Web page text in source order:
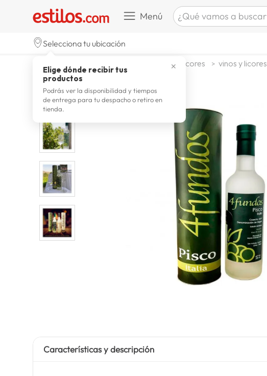
Menú ¿Qué vamos a buscar hoy?
4. moda
zapatillas
6. tv
7. terrex
8. laptop
spiderman
10. lavadora
Selecciona tu ubicación
✕
Elige dónde recibir tus
productos
Podrás ver la disponibilidad y tiempos
de entrega para tu despacho o retiro en
tienda.
bebidas y licores vinos y licores
Características y descripción